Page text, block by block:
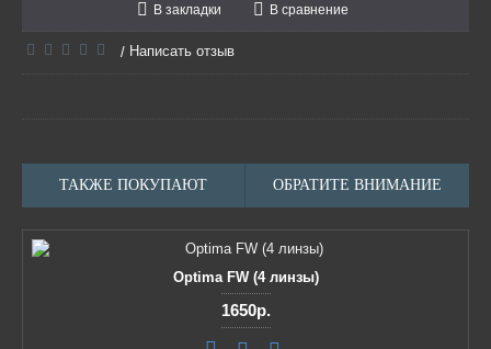
В закладки В сравнение
/ Написать отзыв
ТАКЖЕ ПОКУПАЮТ ОБРАТИТЕ ВНИМАНИЕ
Optima FW (4 линзы)
1650р.